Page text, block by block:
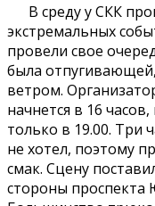
В среду у СКК
экстремальных
провели свое
была
ветром.
начнется в 16
только в 19.00. Три
не хотел, поэтому
смак. Сцену
стороны проспекта